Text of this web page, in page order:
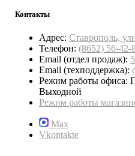
Контакты
Адрес: Ставрополь,
Телефон: (8652) 56-42-
Email (отдел продаж):
Email (техподдержка):
Режим работы офиса:
Выходной
Режим работы
Max
Vkontakte